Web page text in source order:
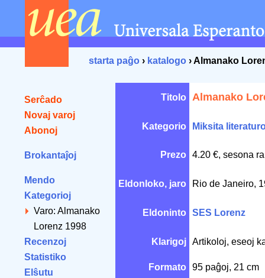
starta paĝo › katalogo › Almanako
Serĉado
Novaj varoj
Abonoj
Brokantaĵoj
Mendo
Kategorioj
Varo: Almanako
Lorenz 1998
Recenzoj
Statistiko
Elŝutu
Titolo Almanako
Kategorio Miksita
Prezo 4.20 €, sesona
Eldonloko, jaro Rio de Janeiro,
Eldoninto SES Lorenz
Klarigoj Artikoloj, eseoj
Formato 95 paĝoj, 21 cm